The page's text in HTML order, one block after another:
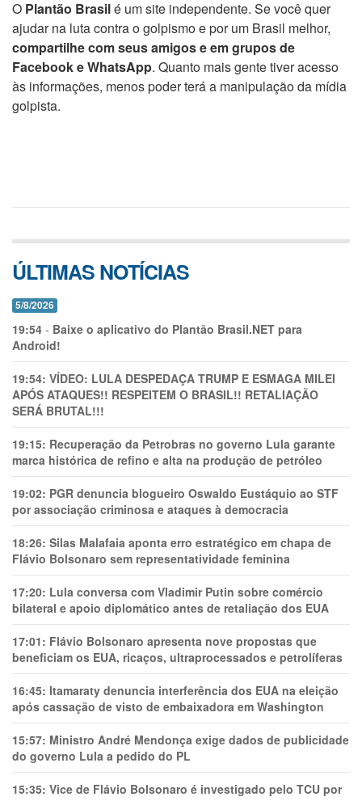
O Plantão Brasilé um site independente. Se você quer
ajudar na luta contra o golpismo e por um Brasil melhor,
compartilhe com seus amigos e em grupos de
Facebook e WhatsApp. Quanto mais gente tiver acesso
às informações, menos poder terá a manipulação da mídia
golpista.
ÚLTIMAS NOTÍCIAS
5/8/2026
19:54 - Baixe o aplicativo do Plantão Brasil.NET para
Android!
19:54: VÍDEO: LULA DESPEDAÇA TRUMP E ESMAGA MILEI
APÓS ATAQUES!! RESPEITEM O BRASIL!! RETALIAÇÃO
SERÁ BRUTAL!!!
19:15: Recuperação da Petrobras no governo Lula garante
marca histórica de refino e alta na produção de petróleo
19:02: PGR denuncia blogueiro Oswaldo Eustáquio ao STF
por associação criminosa e ataques à democracia
18:26: Silas Malafaia aponta erro estratégico em chapa de
Flávio Bolsonaro sem representatividade feminina
17:20: Lula conversa com Vladimir Putin sobre comércio
bilateral e apoio diplomático antes de retaliação dos EUA
17:01: Flávio Bolsonaro apresenta nove propostas que
beneficiam os EUA, ricaços, ultraprocessados e petrolíferas
16:45: Itamaraty denuncia interferência dos EUA na eleição
após cassação de visto de embaixadora em Washington
15:57: Ministro André Mendonça exige dados de publicidade
do governo Lula a pedido do PL
15:35: Vice de Flávio Bolsonaro é investigado pelo TCU por